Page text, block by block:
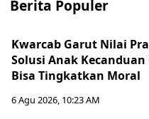
Berita Populer
Kwarcab Garut Nilai
Solusi Anak Kecanduan
Bisa Tingkatkan Moral
6 Agu 2026, 10:23 AM